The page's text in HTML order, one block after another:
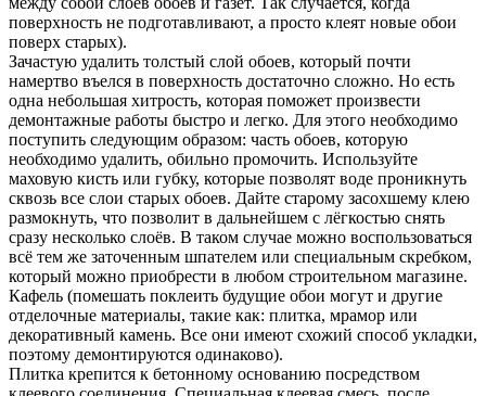
поверхность не подготавливают, а просто клеят новые обои
поверх старых).
Зачастую удалить толстый слой обоев, который почти
намертво въелся в поверхность достаточно сложно. Но есть
одна небольшая хитрость, которая поможет произвести
демонтажные работы быстро и легко. Для этого необходимо
поступить следующим образом: часть обоев, которую
необходимо удалить, обильно промочить. Используйте
маховую кисть или губку, которые позволят воде проникнуть
сквозь все слои старых обоев. Дайте старому засохшему клею
размокнуть, что позволит в дальнейшем с лёгкостью снять
сразу несколько слоёв. В таком случае можно воспользоваться
всё тем же заточенным шпателем или специальным скребком,
который можно приобрести в любом строительном магазине.
Кафель (помешать поклеить будущие обои могут и другие
отделочные материалы, такие как: плитка, мрамор или
декоративный камень. Все они имеют схожий способ укладки,
поэтому демонтируются одинаково).
Плитка крепится к бетонному основанию посредством